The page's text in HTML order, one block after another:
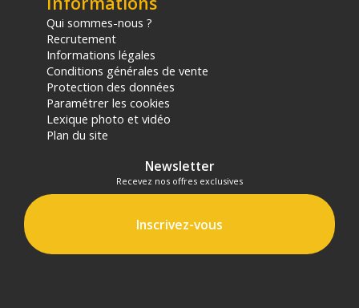
Qui sommes-nous ?
Recrutement
Informations légales
Conditions générales de vente
Protection des données
Paramétrer les cookies
Lexique photo et vidéo
Plan du site
Newsletter
Recevez nos offres exclusives
Inscrivez-vous